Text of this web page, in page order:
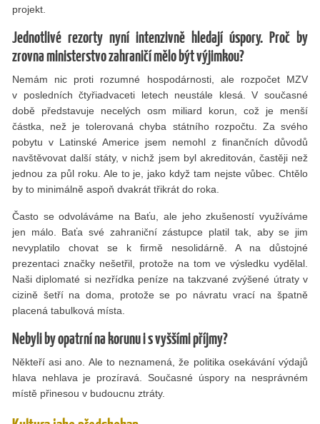
projekt.
Jednotlivé rezorty nyní intenzivně hledají úspory. Proč by
zrovna ministerstvo zahraničí mělo být výjimkou?
Nemám nic proti rozumné hospodárnosti, ale rozpočet MZV
v posledních čtyřiadvaceti letech neustále klesá. V současné
době představuje necelých osm miliard korun, což je menší
částka, než je tolerovaná chyba státního rozpočtu. Za svého
pobytu v Latinské Americe jsem nemohl z ﬁnančních důvodů
navštěvovat další státy, v nichž jsem byl akreditován, častěji než
jednou za půl roku. Ale to je, jako když tam nejste vůbec. Chtělo
by to minimálně aspoň dvakrát třikrát do roka.
Často se odvoláváme na Baťu, ale jeho zkušeností využíváme
jen málo. Baťa své zahraniční zástupce platil tak, aby se jim
nevyplatilo chovat se k ﬁrmě nesolidárně. A na důstojné
prezentaci značky nešetřil, protože na tom ve výsledku vydělal.
Naši diplomaté si nezřídka peníze na takzvané zvýšené útraty v
cizině šetří na doma, protože se po návratu vrací na špatně
placená tabulková místa.
Nebyli by opatrní na korunu i s vyššími příjmy?
Někteří asi ano. Ale to neznamená, že politika osekávání výdajů
hlava nehlava je prozíravá. Současné úspory na nesprávném
místě přinesou v budoucnu ztráty.